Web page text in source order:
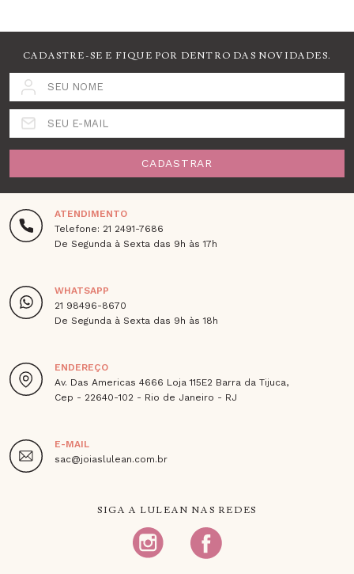
CADASTRE-SE E FIQUE POR DENTRO DAS NOVIDADES.
SEU NOME
SEU E-MAIL
CADASTRAR
ATENDIMENTO
Telefone: 21 2491-7686
De Segunda à Sexta das 9h às 17h
WHATSAPP
21 98496-8670
De Segunda à Sexta das 9h às 18h
ENDEREÇO
Av. Das Americas 4666 Loja 115E2 Barra da Tijuca,
Cep - 22640-102 - Rio de Janeiro - RJ
E-MAIL
sac@joiaslulean.com.br
SIGA A LULEAN NAS REDES